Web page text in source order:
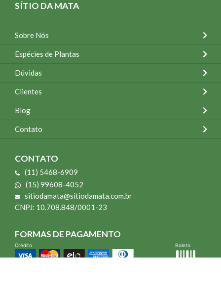
SÍTIO DA MATA
Sobre Nós
Espécies de Plantas
Dúvidas
Clientes
Blog
Contato
CONTATO
(11) 5468-6909
(15) 99608-4052
sitiodamata@sitiodamata.com.br
CNPJ: 10.708.848/0001-23
FORMAS DE PAGAMENTO
Crédito Boleto